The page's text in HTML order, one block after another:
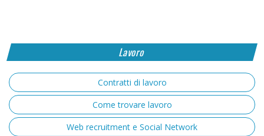
Lavoro
Contratti di lavoro
Come trovare lavoro
Web recruitment e Social Network